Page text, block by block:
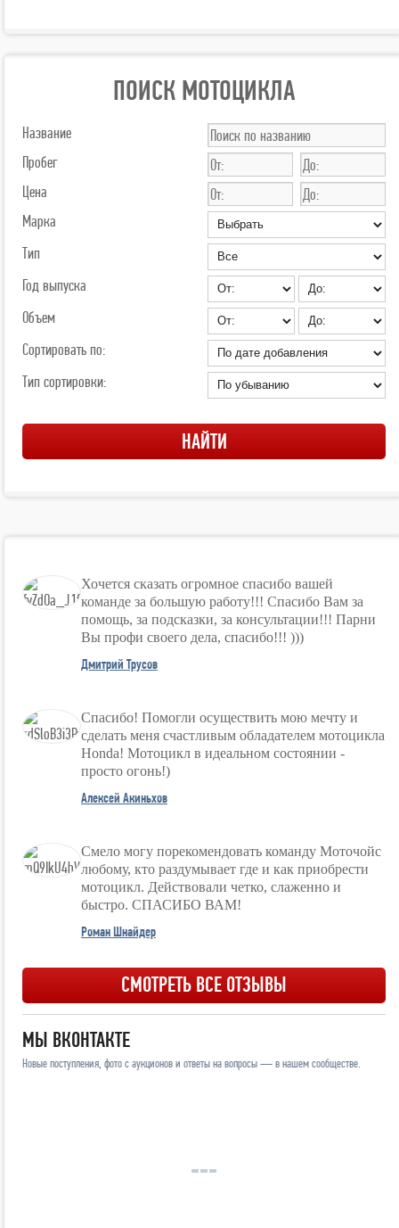
ПОИСК МОТОЦИКЛА
Название
Пробег
Цена
Марка
Тип
Год выпуска
Объем
Сортировать по:
Тип сортировки:
Хочется сказать огромное спасибо вашей
команде за большую работу!!! Спасибо Вам за
помощь, за подсказки, за консультации!!! Парни
Вы профи своего дела, спасибо!!! )))
Дмитрий Трусов
Спасибо! Помогли осуществить мою мечту и
сделать меня счастливым обладателем мотоцикла
Honda! Мотоцикл в идеальном состоянии -
просто огонь!)
Алексей Акиньхов
Смело могу порекомендовать команду Моточойс
любому, кто раздумывает где и как приобрести
мотоцикл. Действовали четко, слаженно и
быстро. СПАСИБО ВАМ!
Роман Шнайдер
СМОТРЕТЬ ВСЕ ОТЗЫВЫ
МЫ ВКОНТАКТЕ
Новые поступления, фото с аукционов и ответы на вопросы — в нашем сообществе.